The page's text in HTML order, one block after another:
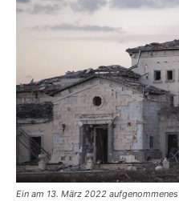
Ein am 13. März 2022